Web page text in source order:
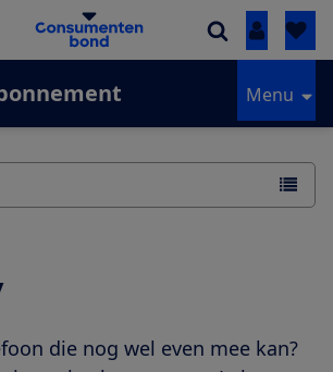
Inloggen
Menu
die nog wel even mee kan?